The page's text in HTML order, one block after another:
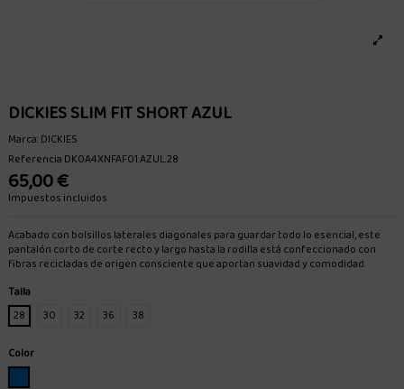
DICKIES SLIM FIT SHORT AZUL
Marca:DICKIES
ReferenciaDK0A4XNFAF01.AZUL.28
65,00 €
Impuestos incluidos
Acabado con bolsillos laterales diagonales para guardar todo lo esencial, este
pantalón corto de corte recto y largo hasta la rodilla está confeccionado con
fibras recicladas de origen consciente que aportan suavidad y comodidad.
Talla
28
30 32 36
38
Color